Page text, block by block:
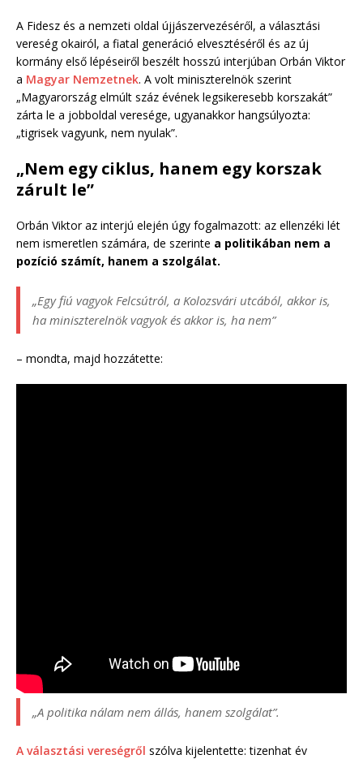
A Fidesz és a nemzeti oldal újjászervezéséről, a választási
vereség okairól, a fiatal generáció elvesztéséről és az új
kormány első lépéseiről beszélt hosszú interjúban Orbán Viktor
a Magyar Nemzetnek. A volt miniszterelnök szerint
„Magyarország elmúlt száz évének legsikeresebb korszakát”
zárta le a jobboldal veresége, ugyanakkor hangsúlyozta:
„tigrisek vagyunk, nem nyulak”.
„Nem egy ciklus, hanem egy korszak
zárult le”
Orbán Viktor az interjú elején úgy fogalmazott: az ellenzéki lét
nem ismeretlen számára, de szerinte a politikában nem a
pozíció számít, hanem a szolgálat.
„Egy fiú vagyok Felcsútról, a Kolozsvári utcából, akkor is,
ha miniszterelnök vagyok és akkor is, ha nem”
– mondta, majd hozzátette:
„A politika nálam nem állás, hanem szolgálat”.
A választási vereségről szólva kijelentette: tizenhat év